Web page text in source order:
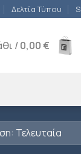
Δελτία Τύπου
/0,00€